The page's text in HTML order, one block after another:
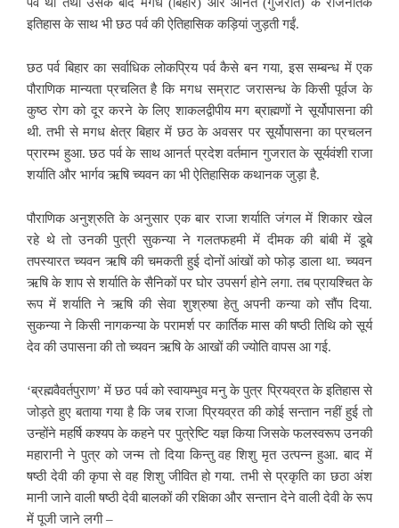
पर्व था तथा उसके बाद मगध (बिहार) और आनर्त (गुजरात) के राजनैतिक
इतिहास के साथ भी छठ पर्व की ऐतिहासिक कड़ियां जुड़ती गईं.
छठ पर्व बिहार का सर्वाधिक लोकप्रिय पर्व कैसे बन गया, इस सम्बन्ध में एक
पौराणिक मान्यता प्रचलित है कि मगध सम्राट जरासन्ध के किसी पूर्वज के
कुष्ठ रोग को दूर करने के लिए शाकलद्वीपीयमग ब्राह्मणों ने सूर्योपासना की
थी. तभी से मगध क्षेत्र बिहार में छठ के अवसर पर सूर्योपासना का प्रचलन
प्रारम्भ हुआ. छठ पर्व के साथ आनर्त प्रदेश वर्तमान गुजरात के सूर्यवंशी राजा
शर्याति और भार्गव ऋषि च्यवन का भी ऐतिहासिक कथानक जुड़ा है.
पौराणिक अनुश्रुति के अनुसार एक बार राजा शर्याति जंगल में शिकार खेल
रहे थे तो उनकी पुत्री सुकन्या ने गलतफहमी में दीमक की बांबी में डूबे
तपस्यारत च्यवन ऋषि की चमकतीहुई दोनों आंखों को फोड़ डाला था. च्यवन
ऋषि के शाप से शर्याति के सैनिकों पर घोर उपसर्ग होने लगा. तब प्रायश्चित के
रूप में शर्याति ने ऋषि की सेवा शुश्रुषा हेतु अपनी कन्या को सौंप दिया.
सुकन्या ने किसी नागकन्या के परामर्श पर कार्तिक मास की षष्ठी तिथि को सूर्य
देव की उपासना की तो च्यवन ऋषि के आखों की ज्योति वापस आ गई.
‘ब्रह्मवैवर्तपुराण’ में छठ पर्व को स्वायम्भुव मनु के पुत्र प्रियव्रत के इतिहास से
जोड़ते हुए बताया गया है कि जब राजा प्रियव्रत की कोई सन्तान नहीं हुई तो
उन्होंने महर्षि कश्यप के कहने परपुत्रेष्टि यज्ञ किया जिसके फलस्वरूप उनकी
महारानी ने पुत्र को जन्म तो दिया किन्तु वह शिशु मृत उत्पन्न हुआ. बाद में
षष्ठी देवी की कृपा से वह शिशु जीवित हो गया. तभी से प्रकृति का छठा अंश
मानी जाने वाली षष्ठी देवी बालकों की रक्षिका और सन्तान देने वाली देवी के रूप
में पूजी जाने लगी –